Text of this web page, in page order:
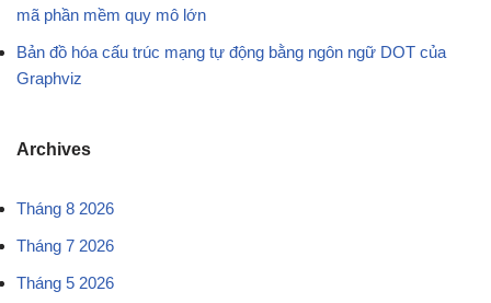
mã phần mềm quy mô lớn
Bản đồ hóa cấu trúc mạng tự động bằng ngôn ngữ DOT của
Graphviz
Archives
Tháng 8 2026
Tháng 7 2026
Tháng 5 2026